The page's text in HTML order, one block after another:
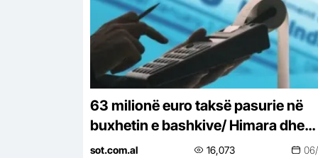
63 milionë euro taksë pasurie në
buxhetin e bashkive/ Himara dhe
Cërriku kryesojnë rritjen në
sot.com.al 16,073